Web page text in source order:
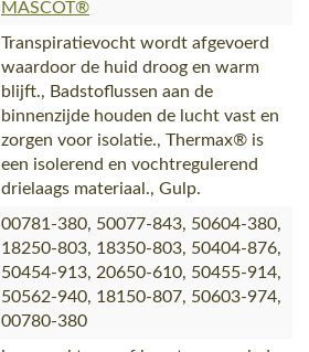
MASCOT®
Transpiratievocht wordt afgevoerd
waardoor de huid droog en warm
blijft., Badstoflussen aan de
binnenzijde houden de lucht vast en
zorgen voor isolatie., Thermax® is
een isolerend en vochtregulerend
drielaags materiaal., Gulp.
00781-380, 50077-843, 50604-380,
18250-803, 18350-803, 50404-876,
50454-913, 20650-610, 50455-914,
50562-940, 18150-807, 50603-974,
00780-380